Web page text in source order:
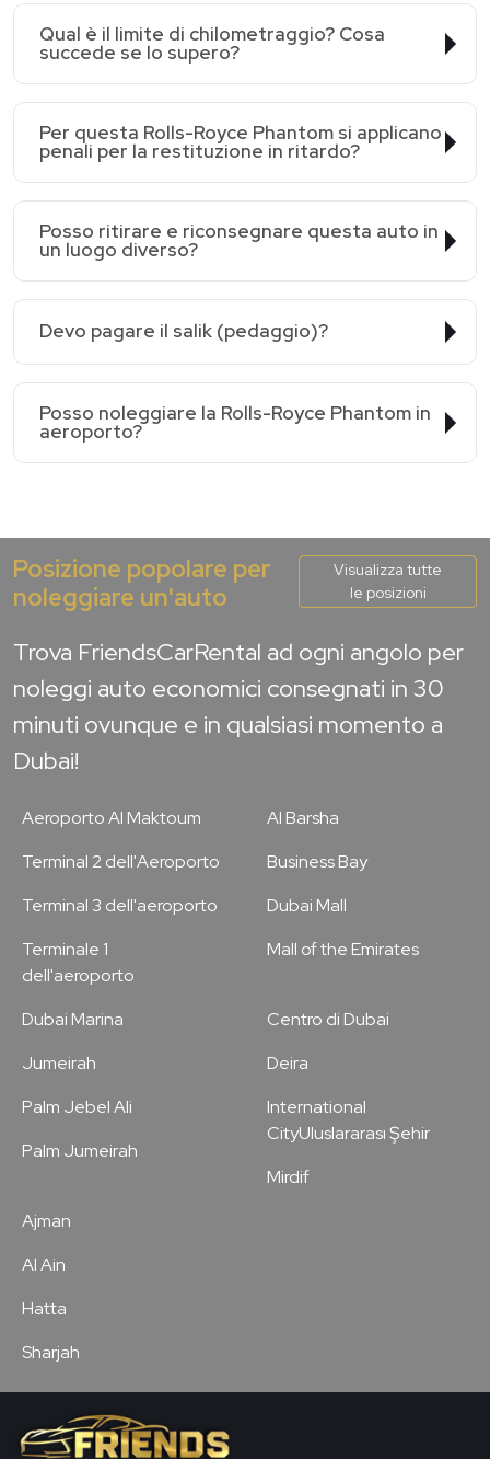
Qual è il limite di chilometraggio? Cosa
succede se lo supero?
Per questa Rolls-Royce Phantom si applicano
penali per la restituzione in ritardo?
Posso ritirare e riconsegnare questa auto in
un luogo diverso?
Devo pagare il salik (pedaggio)?
Posso noleggiare la Rolls-Royce Phantom in
aeroporto?
Posizione popolare per
noleggiare un'auto
Visualizza tutte
le posizioni
Trova FriendsCarRental ad ogni angolo per
noleggi auto economici consegnati in 30
minuti ovunque e in qualsiasi momento a
Dubai!
Aeroporto Al Maktoum
Terminal 2 dell'Aeroporto
Terminal 3 dell'aeroporto
Terminale 1
dell'aeroporto
Al Barsha
Business Bay
Dubai Mall
Mall of the Emirates
Dubai Marina
Jumeirah
Palm Jebel Ali
Palm Jumeirah
Centro di Dubai
Deira
International
CityUluslararası Şehir
Mirdif
Ajman
Al Ain
Hatta
Sharjah